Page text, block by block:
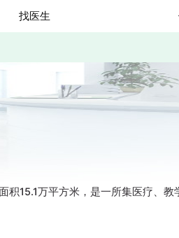
找医生
15.1万平方米，是一所集医疗、